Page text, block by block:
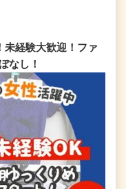
未経験大歓迎！ファ
なし！